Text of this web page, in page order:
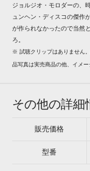
ジョルジオ・モロダーの、
ュンヘン・ディスコの傑作
が作られなかったので当然
ろ。
※ 試聴クリップはありません
品写真は実売商品の他、イメー
その他の詳細
販売価格
型番